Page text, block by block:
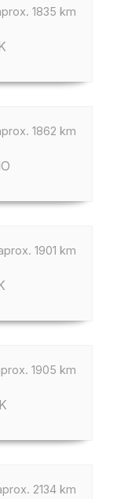
1835 km
1862 km
1901 km
1905 km
2134 km